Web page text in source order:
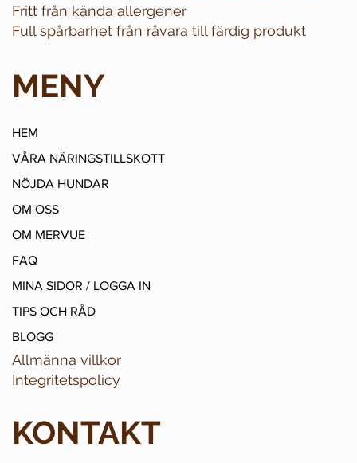
Fritt från kända allergener
Full spårbarhet från råvara till färdig produkt
MENY
HEM
VÅRA NÄRINGSTILLSKOTT
NÖJDA HUNDAR
OM OSS
OM MERVUE
FAQ
MINA SIDOR / LOGGA IN
TIPS OCH RÅD
BLOGG
Allmänna villkor
Integritetspolicy
KONTAKT